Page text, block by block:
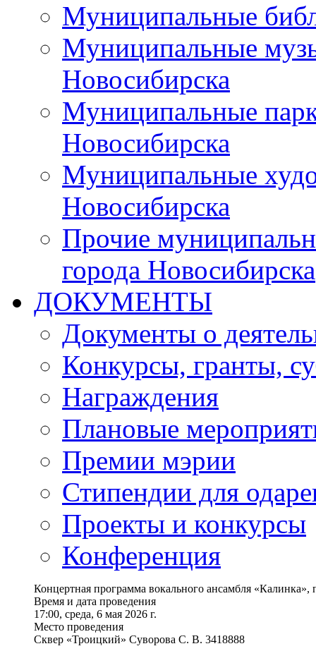
Муниципальные
Муниципальные
Новосибирска
Муниципальные
Новосибирска
Муниципальные
Новосибирска
Прочие
города Новосибирска
ДОКУМЕНТЫ
Документы о
Конкурсы, гранты,
Награждения
Плановые
Премии мэрии
Стипендии для
Проекты и конкурсы
Конференция
Концертная программа вокального ансамбля
Время и дата проведения
17:00, среда, 6 мая 2026 г.
Место проведения
Сквер «Троицкий» Суворова С. В. 3418888